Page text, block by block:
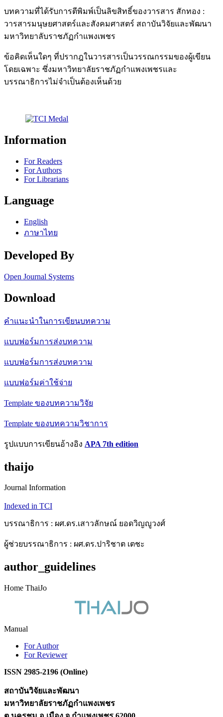
บทความที่ได้รับการตีพิมพ์เป็นลิขสิทธิ์ของวารสาร สักทอง :
วารสารมนุษยศาสตร์และสังคมศาสตร์ สถาบันวิจัยและพัฒนา
มหาวิทยาลับราชภัฏกำแพงเพชร
ข้อคิดเห็นใดๆ ที่ปรากฎในวารสารเป็นวรรณกรรมของผู้เขียน
โดยเฉพาะ ซึ่งมหาวิทยาลัยราชภัฏกำแพงเพชรและ
บรรณาธิการไม่จำเป็นต้องเห็นด้วย
Information
For Readers
For Authors
For Librarians
Language
English
ภาษาไทย
Developed By
Open Journal Systems
Download
คำแนะนำในการเขียนบทความ
แบบฟอร์มการส่งบทความ
แบบฟอร์มการส่งบทความ
แบบฟอร์มค่าใช้จ่าย
Template ของบทความวิจัย
Template ของบทความวิชาการ
รูปแบบการเขียนอ้างอิง APA 7th edition
thaijo
Journal Information
Indexed in TCI
บรรณาธิการ : ผศ.ดร.เสาวลักษณ์ ยอดวิญญูวงศ์
ผู้ช่วยบรรณาธิการ : ผศ.ดร.ปาริชาต เตชะ
author_guidelines
Home ThaiJo
Manual
For Author
For Reviewer
ISSN 2985-2196 (Online)
สถาบันวิจัยและพัฒนา
มหาวิทยาลัยราชภัฏกำแพงเพชร